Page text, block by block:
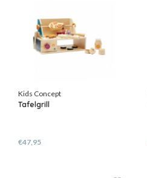
Kids Concept
Tafelgrill
€47,95